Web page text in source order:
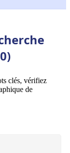
clés, vérifiez
de